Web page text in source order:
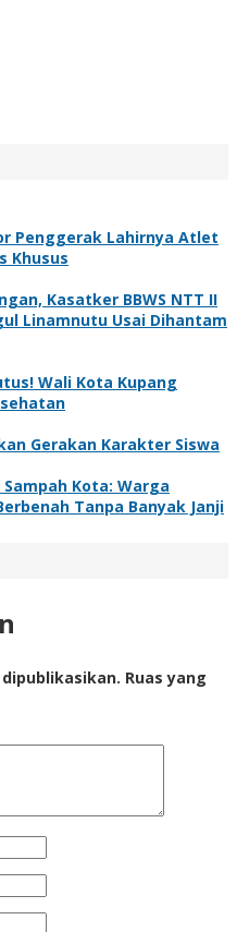
Penggerak Lahirnya Atlet
Khusus
Kasatker BBWS NTT II
Linamnutu Usai Dihantam
Wali Kota Kupang
Gerakan Karakter Siswa
Kota: Warga
Tanpa Banyak Janji
Ruas yang